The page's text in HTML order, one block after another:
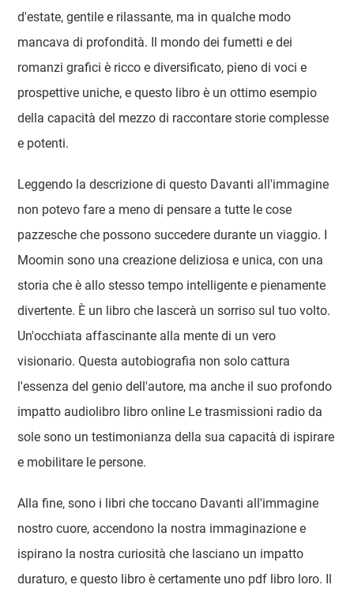
d'estate, gentile e rilassante, ma in qualche modo
mancava di profondità. Il mondo dei fumetti e dei
romanzi grafici è ricco e diversificato, pieno di voci e
prospettive uniche, e questo libro è un ottimo esempio
della capacità del mezzo di raccontare storie complesse
e potenti.
Leggendo la descrizione di questo Davanti all'immagine
non potevo fare a meno di pensare a tutte le cose
pazzesche che possono succedere durante un viaggio. I
Moomin sono una creazione deliziosa e unica, con una
storia che è allo stesso tempo intelligente e pienamente
divertente. È un libro che lascerà un sorriso sul tuo volto.
Un'occhiata affascinante alla mente di un vero
visionario. Questa autobiografia non solo cattura
l'essenza del genio dell'autore, ma anche il suo profondo
impatto audiolibro libro online Le trasmissioni radio da
sole sono un testimonianza della sua capacità di ispirare
e mobilitare le persone.
Alla fine, sono i libri che toccano Davanti all'immagine
nostro cuore, accendono la nostra immaginazione e
ispirano la nostra curiosità che lasciano un impatto
duraturo, e questo libro è certamente uno pdf libro loro. Il